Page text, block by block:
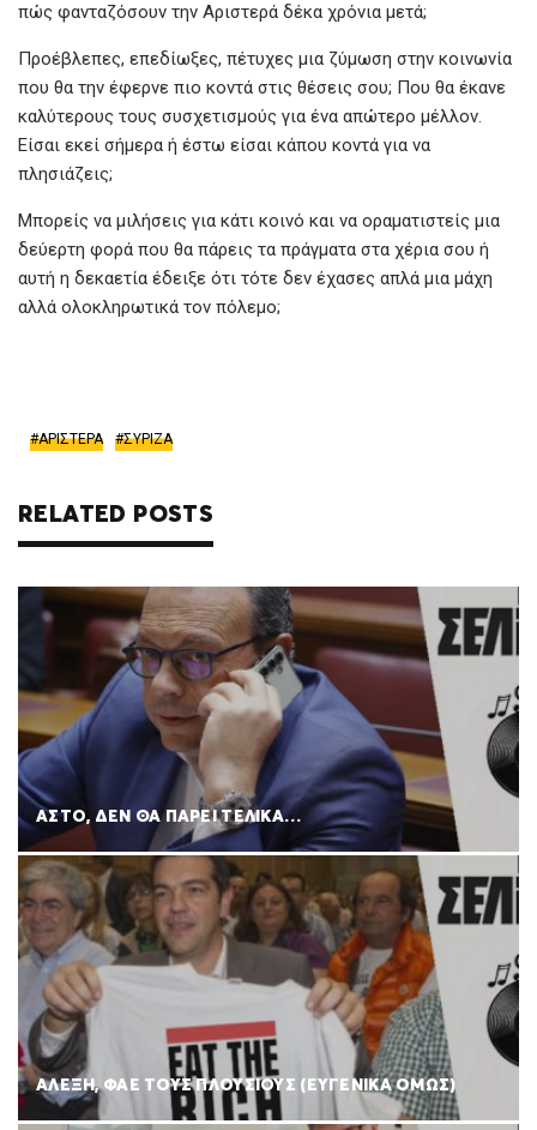
πώς φανταζόσουν την Αριστερά δέκα χρόνια μετά;
Προέβλεπες, επεδίωξες, πέτυχες μια ζύμωση στην κοινωνία
που θα την έφερνε πιο κοντά στις θέσεις σου; Που θα έκανε
καλύτερους τους συσχετισμούς για ένα απώτερο μέλλον.
Είσαι εκεί σήμερα ή έστω είσαι κάπου κοντά για να
πλησιάζεις;
Μπορείς να μιλήσεις για κάτι κοινό και να οραματιστείς μια
δεύερτη φορά που θα πάρεις τα πράγματα στα χέρια σου ή
αυτή η δεκαετία έδειξε ότι τότε δεν έχασες απλά μια μάχη
αλλά ολοκληρωτικά τον πόλεμο;
ΑΡΙΣΤΕΡΑ ΣΥΡΙΖΑ
RELATED POSTS
ΑΣΤΟ, ΔΕΝ ΘΑ ΠΑΡΕΙ ΤΕΛΙΚΑ…
ΑΛΕΞΗ, ΦΑΕ ΤΟΥΣ ΠΛΟΥΣΙΟΥΣ (ΕΥΓΕΝΙΚΑ ΟΜΩΣ)